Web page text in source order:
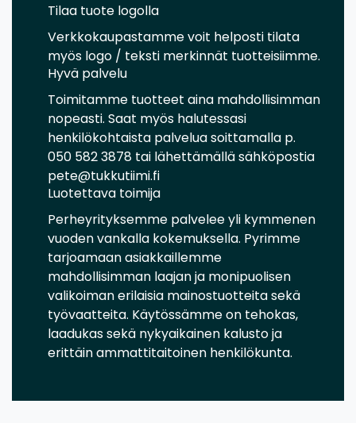
Tilaa tuote logolla
Verkkokaupastamme voit helposti tilata
myös logo / teksti merkinnät tuotteisiimme.
Hyvä palvelu
Toimitamme tuotteet aina mahdollisimman
nopeasti. Saat myös halutessasi
henkilökohtaista palvelua soittamalla p.
050 582 3878 tai lähettämällä sähköpostia
pete@tukkutiimi.fi
Luotettava toimija
Perheyrityksemme palvelee yli kymmenen
vuoden vankalla kokemuksella. Pyrimme
tarjoamaan asiakkaillemme
mahdollisimman laajan ja monipuolisen
valikoiman erilaisia mainostuotteita sekä
työvaatteita. Käytössämme on tehokas,
laadukas sekä nykyaikainen kalusto ja
erittäin ammattitaitoinen henkilökunta.